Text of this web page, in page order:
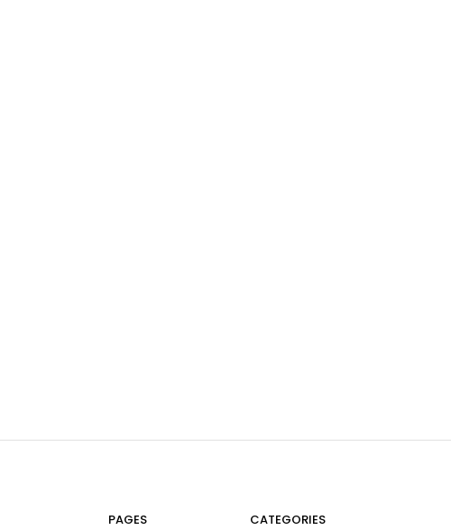
PAGES CATEGORIES